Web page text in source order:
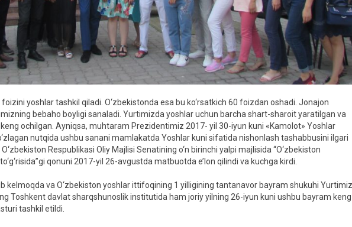
yoshlar tashkil qiladi. O‘zbekistonda esa bu ko‘rsatkich 60 foizdan oshadi. Jonajon
bebaho boyligi sanaladi. Yurtimizda yoshlar uchun barcha shart-sharoit yaratilgan va
ochilgan. Ayniqsa, muhtaram Prezidentimiz 2017- yil 30-iyun kuni «Kamolot» Yoshlar
nutqida ushbu sanani mamlakatda Yoshlar kuni sifatida nishonlash tashabbusini ilgari
Respublikasi Oliy Majlisi Senatining o‘n birinchi yalpi majlisida “O‘zbekiston
qonuni 2017-yil 26-avgustda matbuotda e’lon qilindi va kuchga kirdi.
kelmoqda va O‘zbekiston yoshlar ittifoqining 1 yilligining tantanavor bayram shukuhi Yurtimiz
Toshkent davlat sharqshunoslik institutida ham joriy yilning 26-iyun kuni ushbu bayram keng
tashkil etildi.